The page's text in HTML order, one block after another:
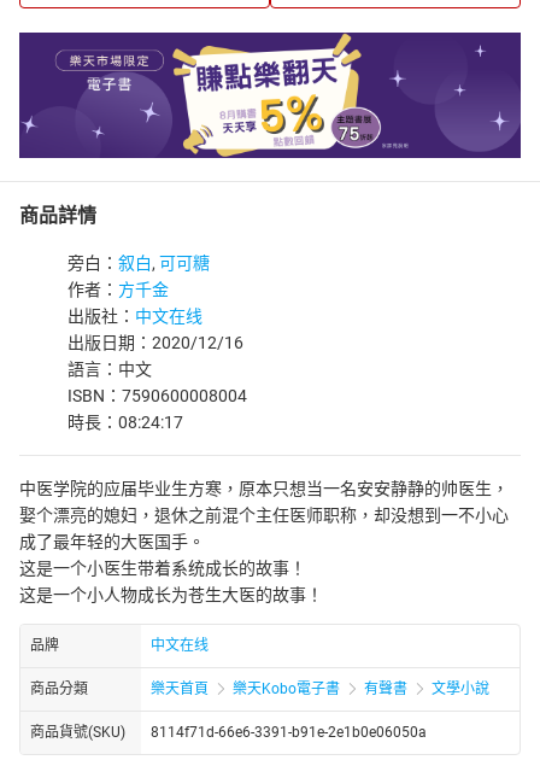
商品詳情
旁白： 叙白, 可可糖
作者： 方千金
出版社： 中文在线
出版日期：2020/12/16
語言：中文
ISBN：7590600008004
時長：08:24:17
中医学院的应届毕业生方寒，原本只想当一名安安静静的帅医生，
娶个漂亮的媳妇，退休之前混个主任医师职称，却没想到一不小心
成了最年轻的大医国手。
这是一个小医生带着系统成长的故事！
这是一个小人物成长为苍生大医的故事！
品牌 中文在线
商品分類 樂天首頁 樂天Kobo電子書 有聲書 文學小說
商品貨號(SKU) 8114f71d-66e6-3391-b91e-2e1b0e06050a